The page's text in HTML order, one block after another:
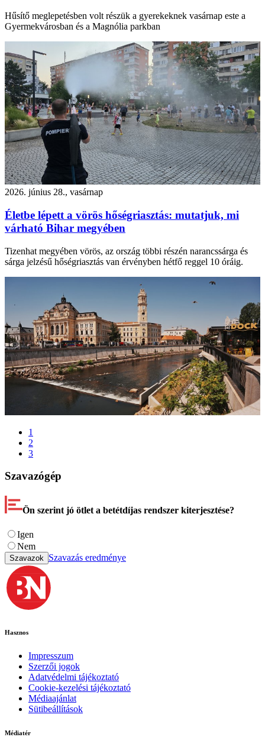
Hűsítő meglepetésben volt részük a gyerekeknek vasárnap este a
Gyermekvárosban és a Magnólia parkban
2026. június 28., vasárnap
Életbe lépett a vörös hőségriasztás: mutatjuk, mi
várható Bihar megyében
Tizenhat megyében vörös, az ország többi részén narancssárga és
sárga jelzésű hőségriasztás van érvényben hétfő reggel 10 óráig.
1
2
3
Szavazógép
Ön szerint jó ötlet a betétdíjas rendszer kiterjesztése?
Igen
Nem
Szavazok Szavazás eredménye
Hasznos
Impresszum
Szerzői jogok
Adatvédelmi tájékoztató
Cookie-kezelési tájékoztató
Médiaajánlat
Sütibeállítások
Médiatér